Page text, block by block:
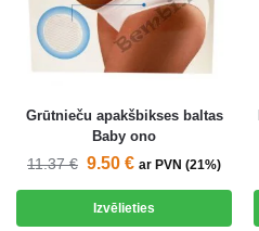
Grūtnieču apakšbikses baltas
Baby ono
11.37€ 9.50 € ar PVN (21%)
Izvēlieties